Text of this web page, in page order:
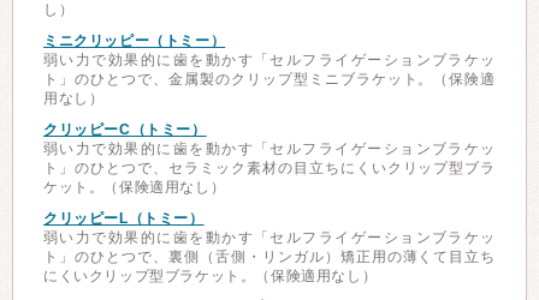
し）
ミニクリッピー（トミー）
弱い力で効果的に歯を動かす「セルフライゲーションブラケッ
ト」のひとつで、金属製のクリップ型ミニブラケット。（保険適
用なし）
クリッピーC（トミー）
弱い力で効果的に歯を動かす「セルフライゲーションブラケッ
ト」のひとつで、セラミック素材の目立ちにくいクリップ型ブラ
ケット。（保険適用なし）
クリッピーL（トミー）
弱い力で効果的に歯を動かす「セルフライゲーションブラケッ
ト」のひとつで、裏側（舌側・リンガル）矯正用の薄くて目立ち
にくいクリップ型ブラケット。（保険適用なし）